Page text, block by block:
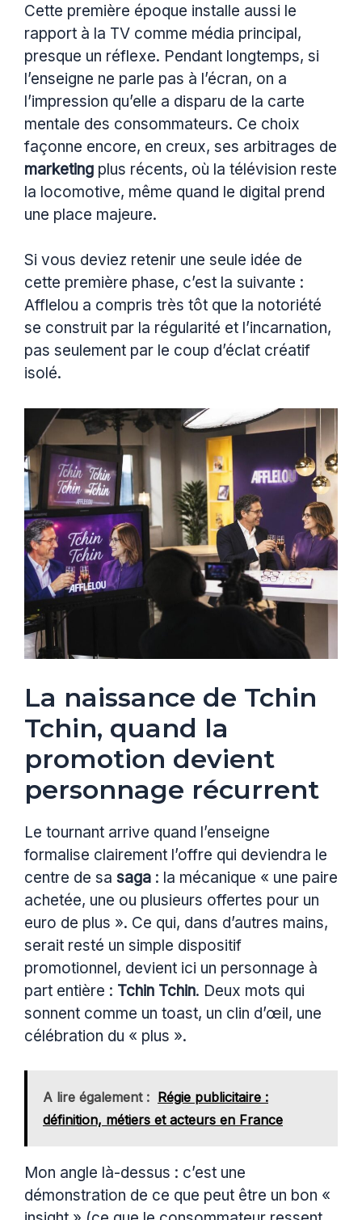
Cette première époque installe aussi le
rapport à la TV comme média principal,
presque un réflexe. Pendant longtemps, si
l’enseigne ne parle pas à l’écran, on a
l’impression qu’elle a disparu de la carte
mentale des consommateurs. Ce choix
façonne encore, en creux, ses arbitrages de
marketing plus récents, où la télévision reste
la locomotive, même quand le digital prend
une place majeure.
Si vous deviez retenir une seule idée de
cette première phase, c’est la suivante :
Afflelou a compris très tôt que la notoriété
se construit par la régularité et l’incarnation,
pas seulement par le coup d’éclat créatif
isolé.
La naissance de Tchin
Tchin, quand la
promotion devient
personnage récurrent
Le tournant arrive quand l’enseigne
formalise clairement l’offre qui deviendra le
centre de sa saga : la mécanique « une paire
achetée, une ou plusieurs offertes pour un
euro de plus ». Ce qui, dans d’autres mains,
serait resté un simple dispositif
promotionnel, devient ici un personnage à
part entière : Tchin Tchin. Deux mots qui
sonnent comme un toast, un clin d’œil, une
célébration du « plus ».
A lire également : Régie publicitaire :
définition, métiers et acteurs en France
Mon angle là-dessus : c’est une
démonstration de ce que peut être un bon «